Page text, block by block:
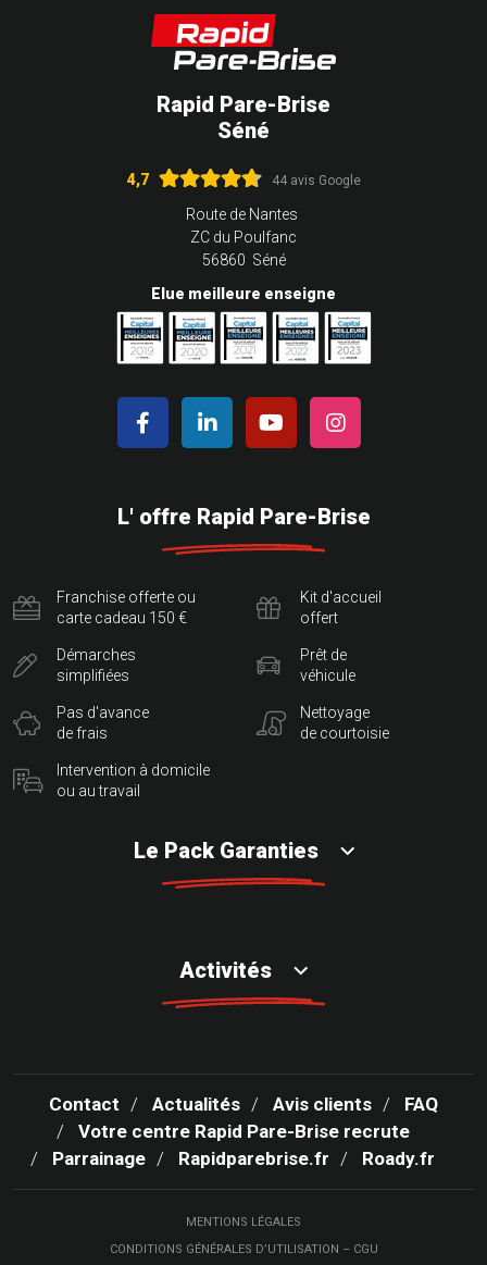
Rapid Pare-Brise
Séné
4,7 44 avis Google
Route de Nantes
ZC du Poulfanc
56860 Séné
Elue meilleure enseigne
L' offre Rapid Pare-Brise
Franchise offerte ou
carte cadeau 150 €
Démarches
simplifiées
Pas d'avance
de frais
Intervention à domicile
ou au travail
Kit d'accueil
offert
Prêt de
véhicule
Nettoyage
de courtoisie
Le Pack Garanties
Activités
Contact Actualités Avis clients
FAQ
Votre centre Rapid Pare-Brise recrute
Parrainage
Rapidparebrise.fr Roady.fr
MENTIONS LÉGALES
CONDITIONS GÉNÉRALES D’UTILISATION – CGU